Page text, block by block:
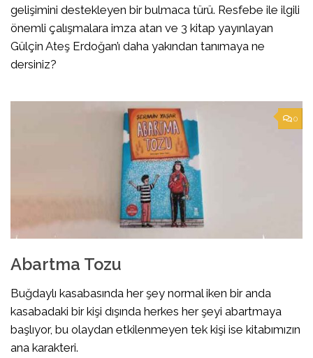
gelişimini destekleyen bir bulmaca türü. Resfebe ile ilgili
önemli çalışmalara imza atan ve 3 kitap yayınlayan
Gülçin Ateş Erdoğan’ı daha yakından tanımaya ne
dersiniz?
0
Abartma Tozu
Buğdaylı kasabasında her şey normal iken bir anda
kasabadaki bir kişi dışında herkes her şeyi abartmaya
başlıyor, bu olaydan etkilenmeyen tek kişi ise kitabımızın
ana karakteri.